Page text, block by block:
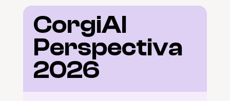
CorgiAI
Perspectiva
2026